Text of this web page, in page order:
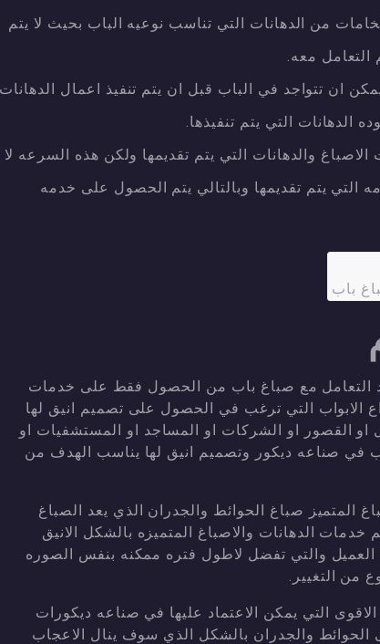
من الدهانات التي تناسب نوعيه الباب بحيث لا يتم
التعامل معه.
ان تتواجد في الباب قبل ان يتم تنفيذ اعمال الدهانات
الدهانات التي يتم تنفيذها.
والدهانات التي يتم تقديمها ولكن هذه السرعه لا
التي يتم تقديمها وبالتالي يتم الحصول على خدمه
باب
التعامل مع صباغ باب من الحصول فقط على خدمات
الابواب التي ترغب في الحصول على تصميم انيق لها
او القصور او الشركات او المساجد او المستشفيات او
في صناعه ديكور وتصميم انيق لها يناسب الهدف من
المتميز صباغ الحوائط والجدران الذي يعد الصباغ
الدهانات والاصباغ المتميزه بالشكل الانيق
العميل والتي تفضل لاطول فتره ممكنه بنفس الصوره
من التغيير.
التي يمكن الاعتماد عليها في صناعه ديكورات
الحوائط والجدران بالشكل الذي سوف ينال الاعجاب